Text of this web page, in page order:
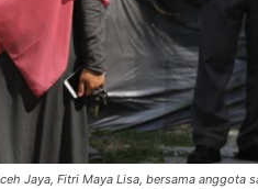
Jaya, Fitri Maya Lisa, bersama anggota